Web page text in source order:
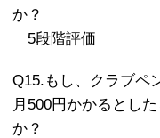
か？
5段階評価
Q15.もし、クラブペ
月500円かかるとし
か？